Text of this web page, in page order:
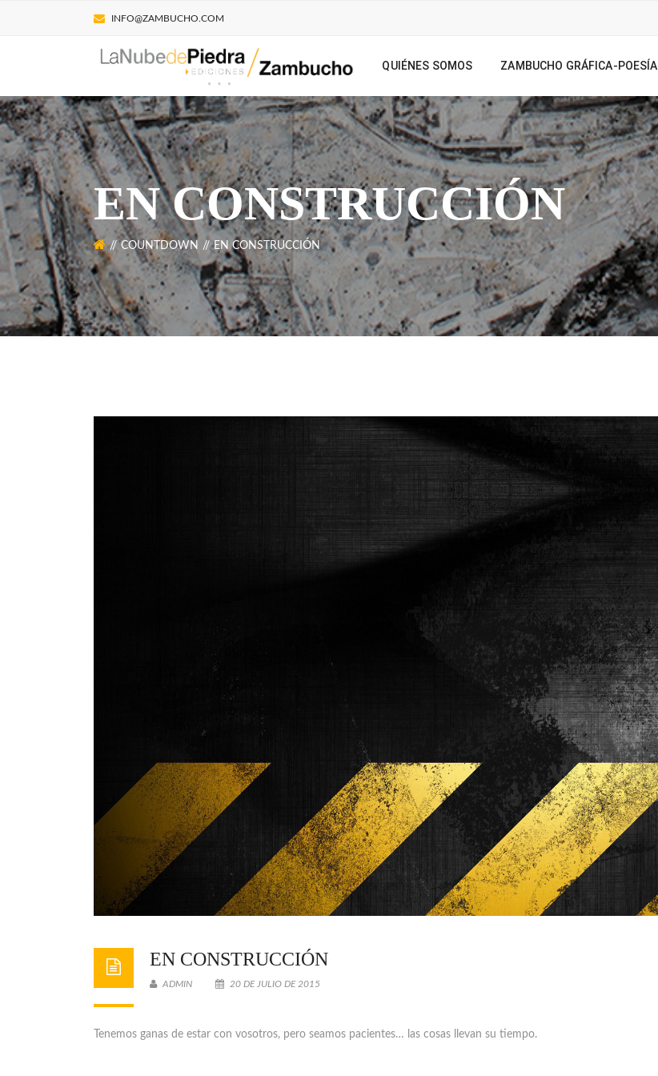
INFO@ZAMBUCHO.COM
QUIÉNES SOMOS ZAMBUCHO GRÁFICA-POESÍA
EN CONSTRUCCIÓN
COUNTDOWN EN CONSTRUCCIÓN
EN CONSTRUCCIÓN
ADMIN 20 DE JULIO DE 2015
Tenemos ganas de estar con vosotros, pero seamos pacientes… las cosas llevan su tiempo.